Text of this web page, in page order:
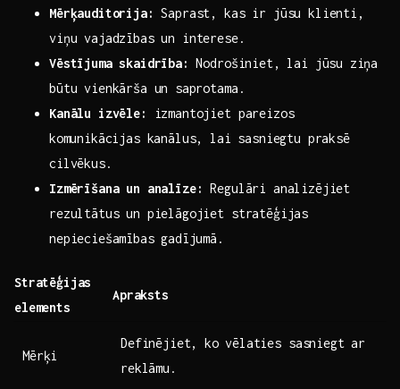
Mērķauditorija: Saprast, kas ir​ jūsu klienti,
viņu‌ vajadzības un interese.
Vēstījuma​ skaidrība: ⁣Nodrošiniet, lai jūsu⁣ ziņa
būtu ​vienkārša un⁢ saprotama.
Kanālu​ izvēle:
izmantojiet pareizos
⁣komunikācijas kanālus, ⁣lai sasniegtu praksē
cilvēkus.
Izmērīšana un analīze: Regulāri​ analizējiet
rezultātus ‌un pielāgojiet stratēģijas
nepieciešamības⁣ gadījumā.
Stratēģijas
elements
Apraksts
Mērķi
Definējiet,⁣ ko⁢ vēlaties sasniegt ar
reklāmu.